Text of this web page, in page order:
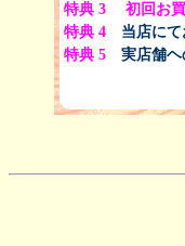
特典 3
初回お
特典 4 当店にて
特典 5 実店舗ヘ